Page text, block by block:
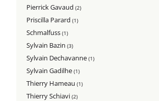
Pierrick Gavaud(2)
Priscilla Parard(1)
Schmalfuss(1)
Sylvain Bazin(3)
Sylvain Dechavanne(1)
Sylvain Gadilhe(1)
Thierry Hameau(1)
Thierry Schiavi(2)